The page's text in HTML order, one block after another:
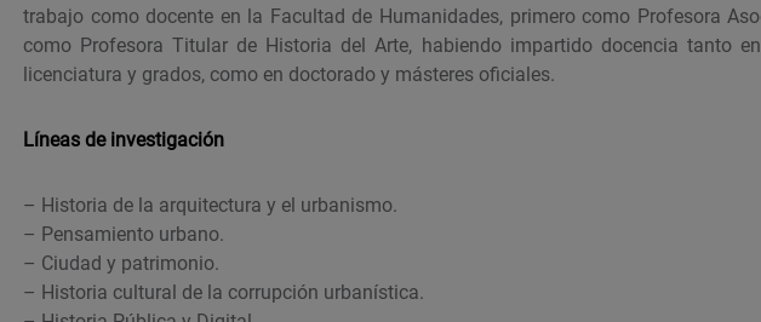
trabajo como docente en la Facultad de Humanidades, primero como Profesora
como Profesora Titular de Historia del Arte, habiendo impartido docencia tanto
licenciatura y grados, como en doctorado y másteres oficiales.
Líneas de investigación
– Historia de la arquitectura y el urbanismo.
– Pensamiento urbano.
– Ciudad y patrimonio.
– Historia cultural de la corrupción urbanística.